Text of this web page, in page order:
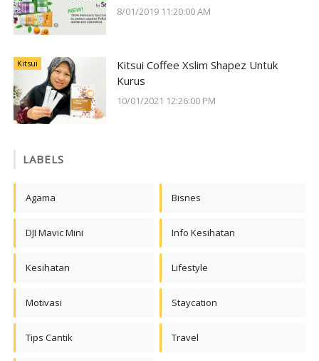
8/01/2019 11:20:00 AM
Kitsui
Kitsui Coffee Xslim Shapez Untuk
Kurus
10/01/2021 12:26:00 PM
LABELS
Agama Bisnes
DJI Mavic Mini Info Kesihatan
Kesihatan Lifestyle
Motivasi Staycation
Tips Cantik Travel